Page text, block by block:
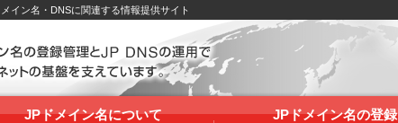
イン名・DNSに関連する情報提供サイト
JPドメイン名について JPドメイン名の登録